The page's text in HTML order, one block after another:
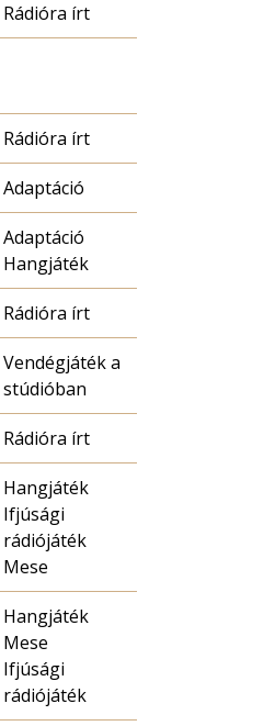
Rádióra írt
Rádióra írt
Adaptáció
Adaptáció
Hangjáték
Rádióra írt
Vendégjáték a
stúdióban
Rádióra írt
Hangjáték
Ifjúsági
rádiójáték
Mese
Hangjáték
Mese
Ifjúsági
rádiójáték